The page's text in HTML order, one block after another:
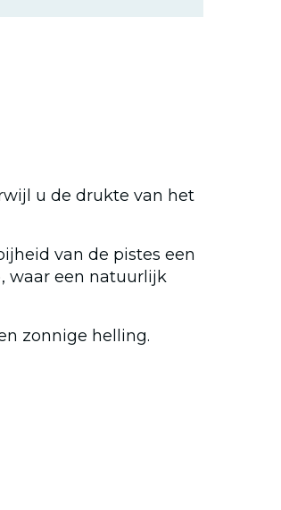
u de drukte van het
van de pistes een
waar een natuurlijk
zonnige helling.